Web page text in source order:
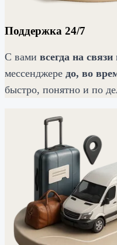
Поддержка 24/7
С вами всегда на связи
мессенджере до, во
быстро, понятно и по